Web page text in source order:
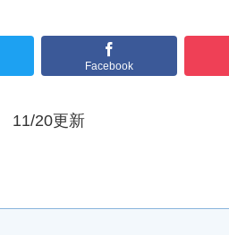
Facebook
11/20更新